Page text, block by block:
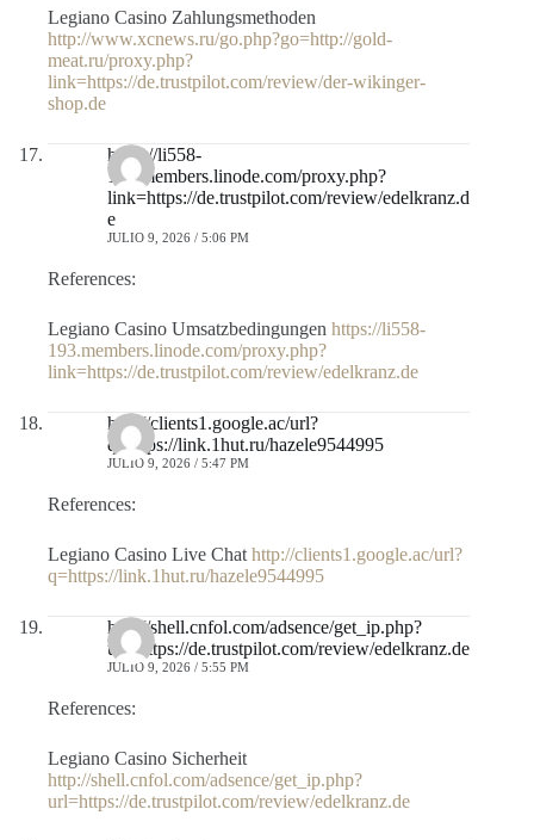
Legiano Casino Zahlungsmethoden
http://www.xcnews.ru/go.php?go=http://gold-
meat.ru/proxy.php?
link=https://de.trustpilot.com/review/der-wikinger-
shop.de
https://li558-
193.members.linode.com/proxy.php?
link=https://de.trustpilot.com/review/edelkranz.d
e
JULIO 9, 2026 / 5:06 PM
References:
Legiano Casino Umsatzbedingungen https://li558-
193.members.linode.com/proxy.php?
link=https://de.trustpilot.com/review/edelkranz.de
http://clients1.google.ac/url?
q=https://link.1hut.ru/hazele9544995
JULIO 9, 2026 / 5:47 PM
References:
Legiano Casino Live Chat http://clients1.google.ac/url?
q=https://link.1hut.ru/hazele9544995
http://shell.cnfol.com/adsence/get_ip.php?
url=https://de.trustpilot.com/review/edelkranz.de
JULIO 9, 2026 / 5:55 PM
References:
Legiano Casino Sicherheit
http://shell.cnfol.com/adsence/get_ip.php?
url=https://de.trustpilot.com/review/edelkranz.de